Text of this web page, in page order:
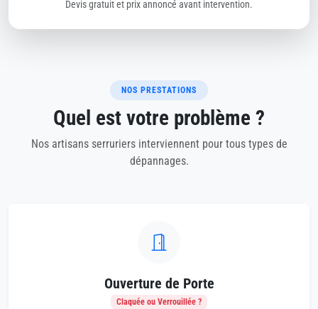
Devis gratuit et prix annoncé avant intervention.
NOS PRESTATIONS
Quel est votre problème ?
Nos artisans serruriers interviennent pour tous types de
dépannages.
Ouverture de Porte
Claquée ou Verrouillée ?